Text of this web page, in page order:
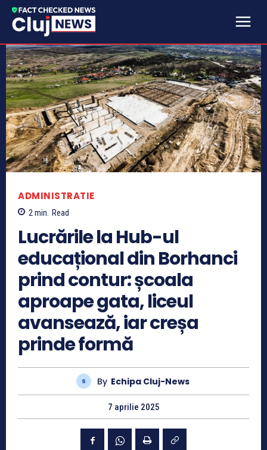
ADMINISTRATIE
2min. Read
Lucrările la Hub-ul
educațional din Borhanci
prind contur: școala
aproape gata, liceul
avansează, iar creșa
prinde formă
By Echipa Cluj-News
7 aprilie 2025